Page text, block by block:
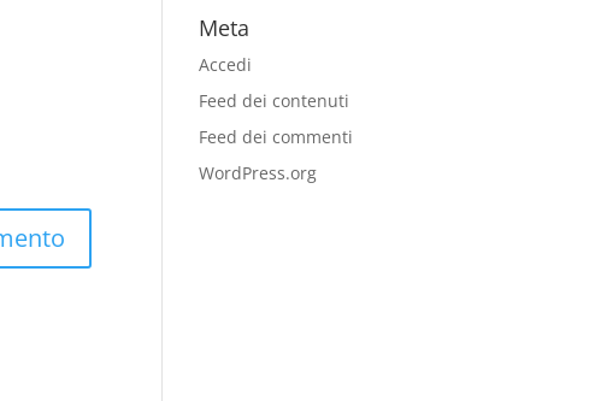
Meta
Accedi
Feed dei contenuti
Feed dei commenti
WordPress.org